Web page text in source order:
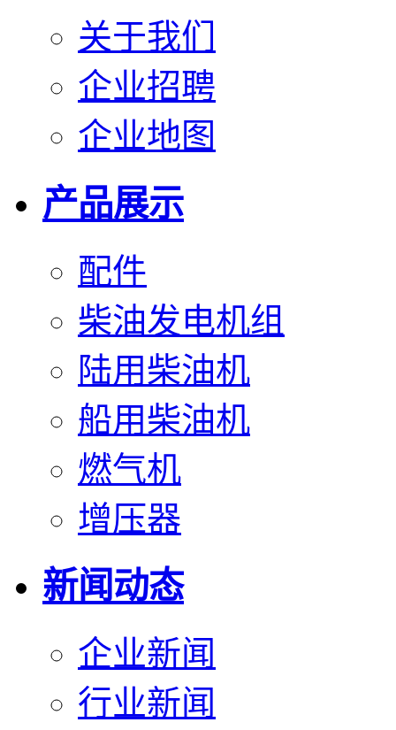
关于我们
企业招聘
企业地图
产品展示
配件
柴油发电机组
陆用柴油机
船用柴油机
燃气机
增压器
新闻动态
企业新闻
行业新闻